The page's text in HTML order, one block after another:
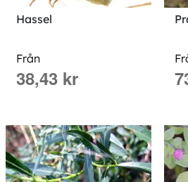
Hassel
Från
38,43 kr